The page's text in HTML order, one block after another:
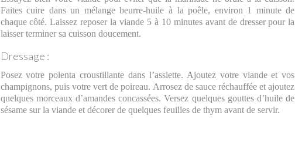
Faites cuire dans un mélange beurre-huile à la poêle, environ 1 minute de
chaque côté. Laissez reposer la viande 5 à 10 minutes avant de dresser pour la
laisser terminer sa cuisson doucement.
Dressage :
Posez votre polenta croustillante dans l’assiette. Ajoutez votre viande et vos
champignons, puis votre vert de poireau. Arrosez de sauce réchauffée et ajoutez
quelques morceaux d’amandes concassées. Versez quelques gouttes d’huile de
sésame sur la viande et décorer de quelques feuilles de thym avant de servir.